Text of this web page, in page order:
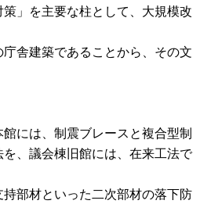
」を主要な柱として、大規模改
舎建築であることから、その文
には、制震ブレースと複合型制
、議会棟旧館には、在来工法で
部材といった二次部材の落下防